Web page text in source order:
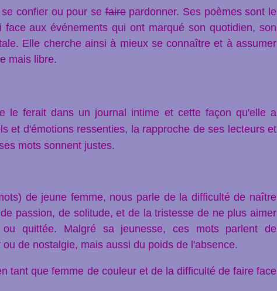
se confier ou pour sefairepardonner. Ses poèmes sont le
aux événements qui ont marqué son quotidien, son
Elle cherche ainsi à mieux se connaître et à assumer
mais libre.
le ferait dans un journal intime et cette façon qu'elle a
et d'émotionsressenties, la rapproche de ses lecteurs et
mots sonnent justes.
de jeune femme, nous parle de la difficulté de naître
passion, de solitude, et de la tristesse de ne plus aimer
quittée. Malgré sa jeunesse, ces mots parlent de
de nostalgie, mais aussi du poids de l'absence.
tant que femme de couleur et de la difficulté de faire face